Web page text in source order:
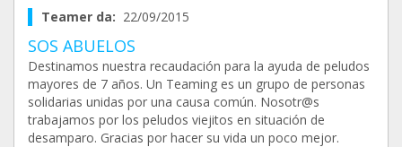
Teamer da: 22/09/2015
SOS ABUELOS
Destinamos nuestra recaudación para la ayuda de peludos
mayores de 7 años. Un Teaming es un grupo de personas
solidarias unidas por una causa común. Nosotr@s
trabajamos por los peludos viejitos en situación de
desamparo. Gracias por hacer su vida un poco mejor.